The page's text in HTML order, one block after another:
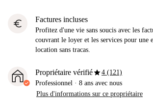
euro Factures incluses
Profitez d'une vie sans soucis avec les
couvrant le loyer et les services pour une
location sans tracas.
Propriétaire vérifiéstar4 (121)
Professionnel · 8 ans avec nous
Plus d'informations sur ce propriétaire